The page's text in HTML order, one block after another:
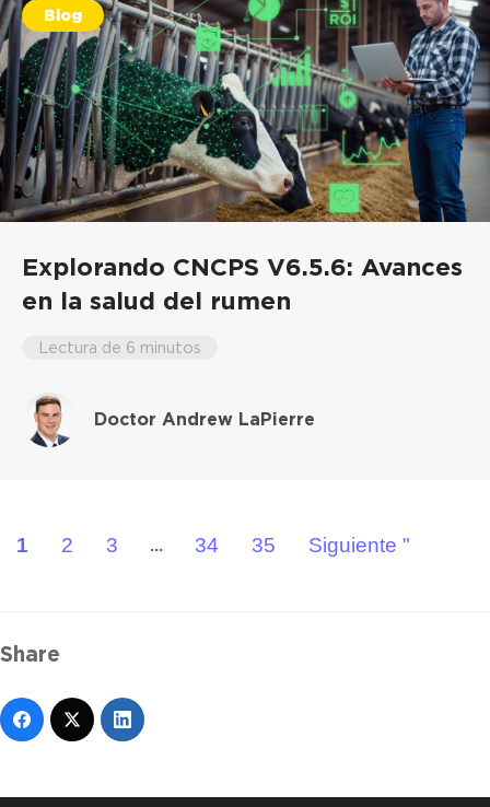
Blog
Explorando CNCPS V6.5.6: Avances
en la salud del rumen
Lectura de 6 minutos
Doctor Andrew LaPierre
1 2 3 ... 34 35 Siguiente "
Share